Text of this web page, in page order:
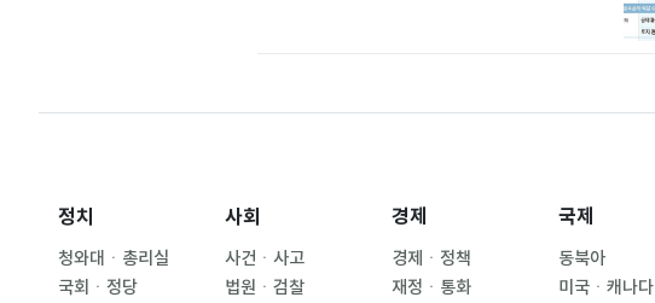
정치
청와대ㆍ총리실
국회ㆍ정당
사회
사건ㆍ사고
법원ㆍ검찰
경제
경제ㆍ정책
재정ㆍ통화
국제
동북아
미국ㆍ캐나다